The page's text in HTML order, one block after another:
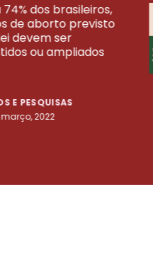
74% dos brasileiros,
de aborto previsto
devem ser
ou ampliados
E PESQUISAS
2022